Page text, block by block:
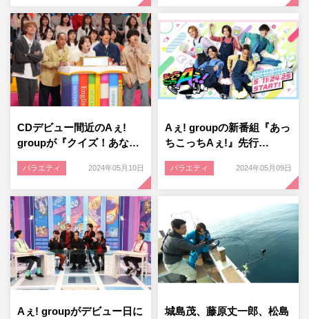
CDデビュー間近のAぇ!
groupが『クイズ！あな…
バラエティ 2024年05月10日
Aぇ! groupの新番組『あっ
ちこっちAぇ!』先行…
バラエティ 2024年05月09日
Aぇ! groupがデビュー日に
城島茂、藤原丈一郎、松島